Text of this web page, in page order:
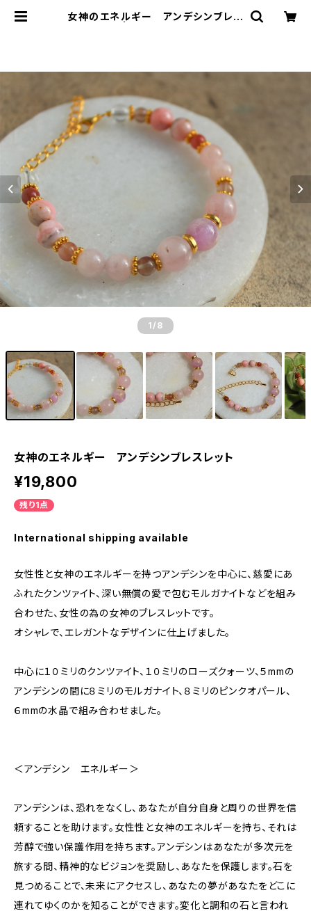
女神のエネルギー アンデシンブレス
1 /8
女神のエネルギー アンデシンブレスレット
¥19,800
残り1点
International shipping available
女性性と女神のエネルギーを持つアンデシンを中心に、慈愛にあ
ふれたクンツァイト、深い無償の愛で包むモルガナイトなどを組み
合わせた、女性の為の女神のブレスレットです。
オシャレで、エレガントなデザインに仕上げました。
中心に１０ミリのクンツァイト、１０ミリのローズクォーツ、５mmの
アンデシンの間に８ミリのモルガナイト、８ミリのピンクオパール、
６mmの水晶で組み合わせました。
＜アンデシン エネルギー＞
アンデシンは、恐れをなくし、あなたが自分自身と周りの世界を信
頼することを助けます。女性性と女神のエネルギーを持ち、それは
芳醇で強い保護作用を持ちます。アンデシンはあなたが多次元を
旅する間、精神的なビジョンを奨励し、あなたを保護します。石を
見つめることで、未来にアクセスし、あなたの夢があなたをどこに
連れてゆくのかを知ることができます。変化と調和の石と言われ